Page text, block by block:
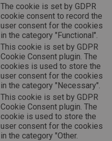
The cookie is set by GDPR
cookie consent to record the
user consent for the cookies
in the category "Functional".
This cookie is set by GDPR
Cookie Consent plugin. The
cookies is used to store the
user consent for the cookies
in the category "Necessary".
This cookie is set by GDPR
Cookie Consent plugin. The
cookie is used to store the
user consent for the cookies
in the category "Other.